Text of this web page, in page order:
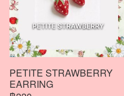
PETITE STRAWBERRY
EARRING